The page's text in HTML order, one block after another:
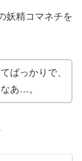
妖精コマネチを
ばっかりで、
あ…。